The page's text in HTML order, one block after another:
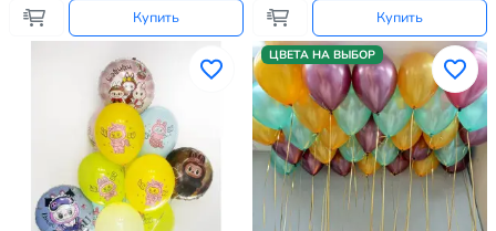
Купить Купить
ЦВЕТА НА ВЫБОР